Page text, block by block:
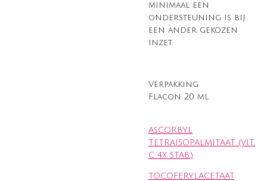
minimaal een
ondersteuning is bij
een ander gekozen
inzet.
Verpakking
Flacon 20 ml
ASCORBYL
TETRAISOPALMITAAT (VIT.
C 4X STAB.)
TOCOFERYLACETAAT